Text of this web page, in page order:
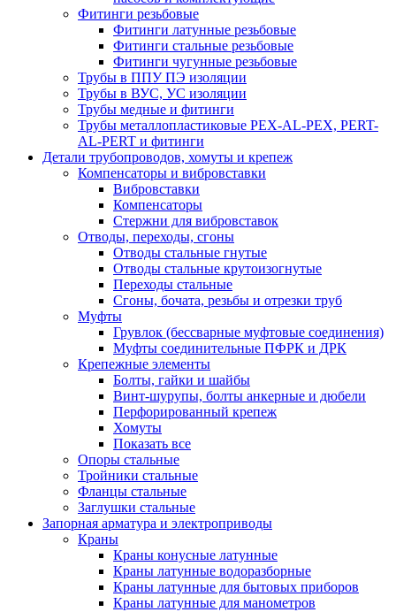
Фитинги резьбовые
Фитинги латунные резьбовые
Фитинги стальные резьбовые
Фитинги чугунные резьбовые
Трубы в ППУ ПЭ изоляции
Трубы в ВУС, УС изоляции
Трубы медные и фитинги
Трубы металлопластиковые PEX-AL-PEX, PERT-
AL-PERT и фитинги
Детали трубопроводов, хомуты и крепеж
Компенсаторы и вибровставки
Вибровставки
Компенсаторы
Стержни для вибровставок
Отводы, переходы, сгоны
Отводы стальные гнутые
Отводы стальные крутоизогнутые
Переходы стальные
Сгоны, бочата, резьбы и отрезки труб
Муфты
Грувлок (бессварные муфтовые соединения)
Муфты соединительные ПФРК и ДРК
Крепежные элементы
Болты, гайки и шайбы
Винт-шурупы, болты анкерные и дюбели
Перфорированный крепеж
Хомуты
Показать все
Опоры стальные
Тройники стальные
Фланцы стальные
Заглушки стальные
Запорная арматура и электроприводы
Краны
Краны конусные латунные
Краны латунные водоразборные
Краны латунные для бытовых приборов
Краны латунные для манометров